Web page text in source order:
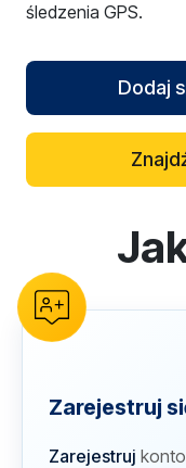
śledzenia GPS.
Dodaj
reCAPTCHA
Zarejestruj
Zarejestruj